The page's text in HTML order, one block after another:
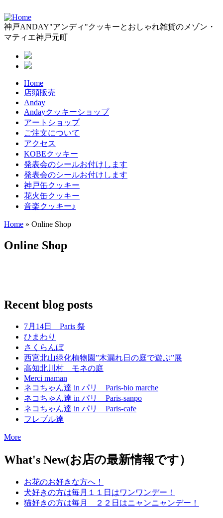
神戸ANDAY"アンディ"クッキーとおしゃれ雑貨のメゾン・
マティエ神戸元町
Home
店頭販売
Anday
Andayクッキーショップ
アートショップ
ご注文について
アクセス
KOBEクッキー
発表会のシールお付けします
発表会のシールお付けします
神戸缶クッキー
花火缶クッキー
音楽クッキー♪
Home » Online Shop
Online Shop
Recent blog posts
7月14日 Paris 祭
ひまわり
さくらんぼ
西宮北山緑化植物園”木漏れ日の庭で遊ぶ”展
高知北川村 モネの庭
Merci maman
ネコちゃん達 in パリ Paris-bio marche
ネコちゃん達 in パリ Paris-sanpo
ネコちゃん達 in パリ Paris-cafe
フレブル達
More
What's New(お店の最新情報です）
お花のお好きな方へ！
犬好きの方は毎月１１日はワンワンデー！
猫好きの方は毎月 ２２日はニャンニャンデー！